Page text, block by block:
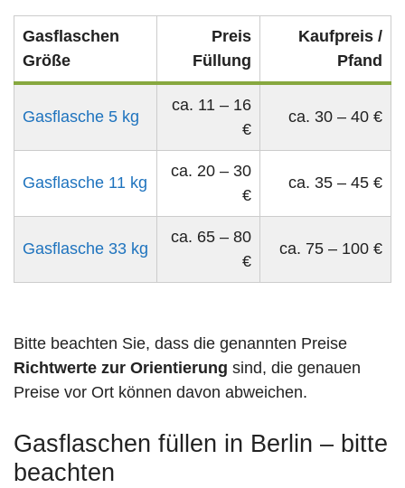
Gasflaschen
Größe
Preis
Füllung
Kaufpreis /
Pfand
Gasflasche 5 kg
ca. 11 – 16
€
ca. 30 – 40 €
Gasflasche 11 kg
ca. 20 – 30
€
ca. 35 – 45 €
Gasflasche 33 kg
ca. 65 – 80
€
ca. 75 – 100 €
Bitte beachten Sie, dass die genannten Preise
Richtwerte zur Orientierung sind, die genauen
Preise vor Ort können davon abweichen.
Gasflaschen füllen in Berlin – bitte
beachten